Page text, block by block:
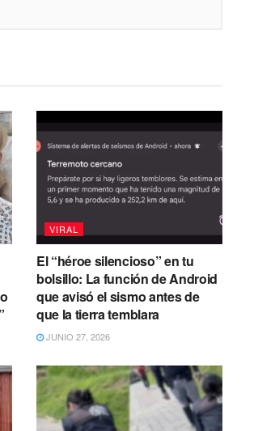
VIRAL
El “héroe silencioso” en tu
bolsillo: La función de Android
que avisó el sismo antes de
que la tierra temblara
JUNIO 27, 2026